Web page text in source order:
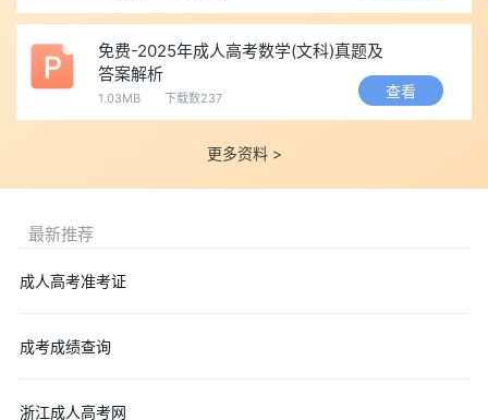
免费-2025年成人高考数学(文科)真题及
答案解析
1.03MB 下载数237 查看
更多资料 >
最新推荐
成人高考准考证
成考成绩查询
浙江成人高考网